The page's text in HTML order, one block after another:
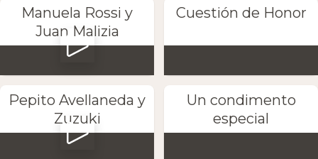
Manuela Rossi y
Juan Malizia
Cuestión de Honor
Pepito Avellaneda y
Zuzuki
Un condimento
especial